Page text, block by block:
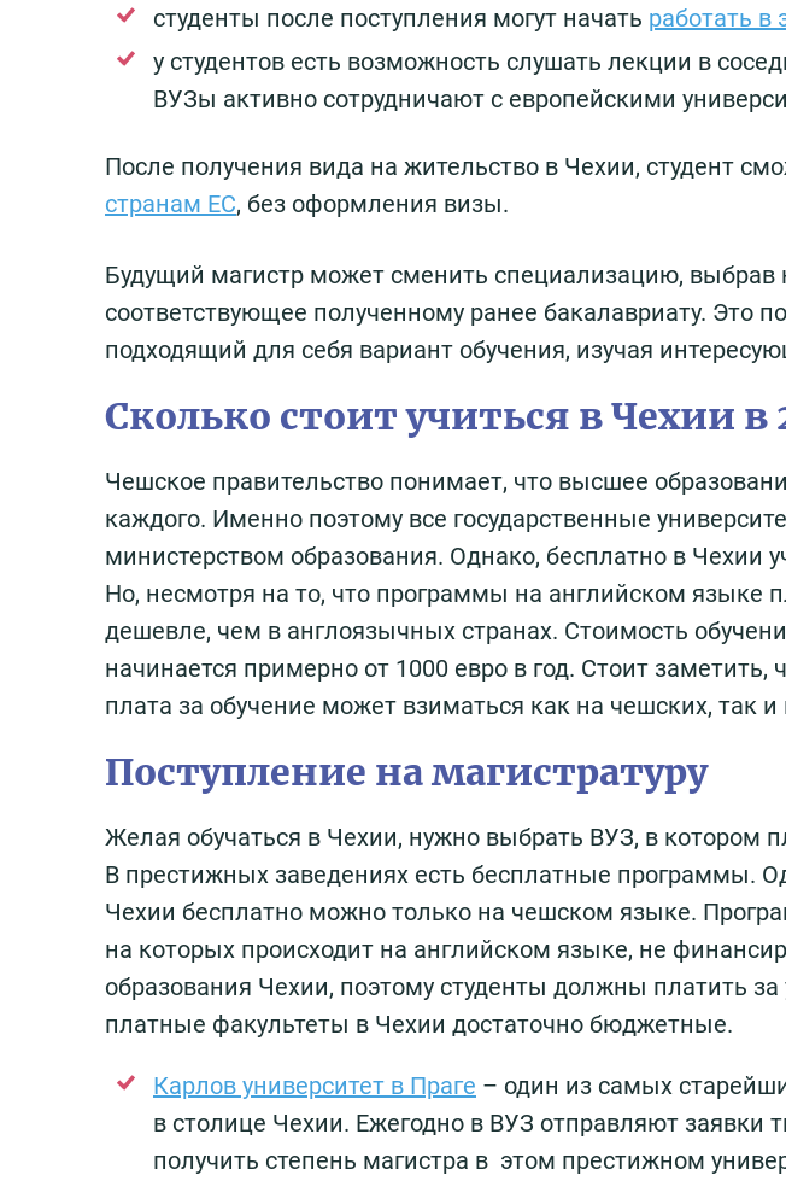
студенты после поступления могут начать работать в
у студентов есть возможность слушать лекции в
ВУЗы активно сотрудничают с европейскими
После получения вида на жительство в Чехии, студент
странам ЕС, без оформления визы.
Будущий магистр может сменить специализацию, выбрав
соответствующее полученному ранее бакалавриату. Это
подходящий для себя вариант обучения, изучая
Сколько стоит учиться в Чехии в
Чешское правительство понимает, что высшее
каждого. Именно поэтому все государственные
министерством образования. Однако, бесплатно в Чехии
Но, несмотря на то, что программы на английском языке
дешевле, чем в англоязычных странах. Стоимость
начинается примерно от 1000 евро в год. Стоит заметить,
плата за обучение может взиматься как на чешских, так и
Поступление на магистратуру
Желая обучаться в Чехии, нужно выбрать ВУЗ, в котором
В престижных заведениях есть бесплатные программы.
Чехии бесплатно можно только на чешском языке.
на которых происходит на английском языке, не
образования Чехии, поэтому студенты должны платить
платные факультеты в Чехии достаточно бюджетные.
Карлов университет в Праге – один из самых
в столице Чехии. Ежегодно в ВУЗ отправляют
получить степень магистра в этом престижном